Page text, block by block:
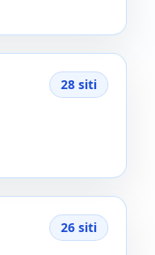
28 siti
26 siti